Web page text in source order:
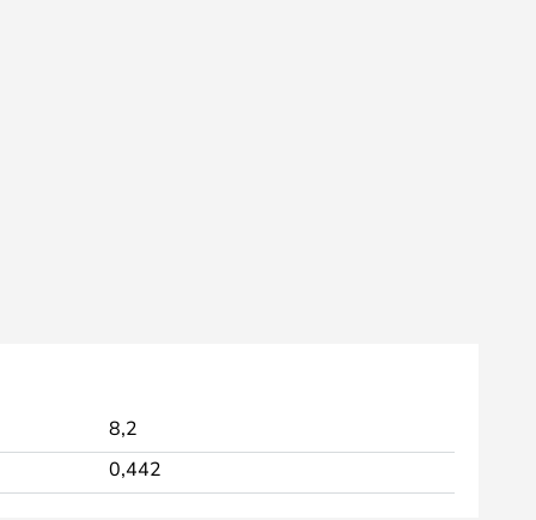
8,2
0,442